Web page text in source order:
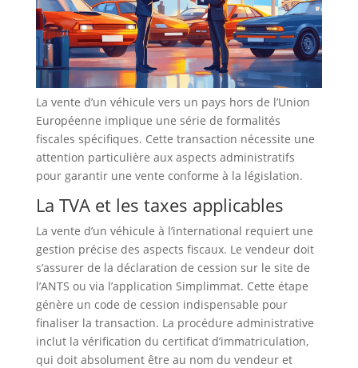
La vente d’un véhicule vers un pays hors de l’Union
Européenne implique une série de formalités
fiscales spécifiques. Cette transaction nécessite une
attention particulière aux aspects administratifs
pour garantir une vente conforme à la législation.
La TVA et les taxes applicables
La vente d’un véhicule à l’international requiert une
gestion précise des aspects fiscaux. Le vendeur doit
s’assurer de la déclaration de cession sur le site de
l’ANTS ou via l’application Simplimmat. Cette étape
génère un code de cession indispensable pour
finaliser la transaction. La procédure administrative
inclut la vérification du certificat d’immatriculation,
qui doit absolument être au nom du vendeur et